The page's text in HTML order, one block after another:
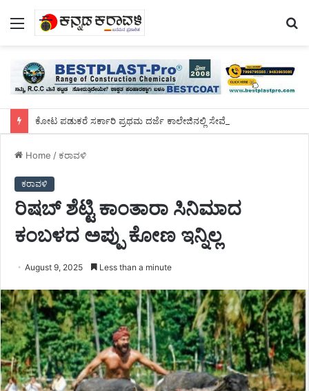
Menu
Home /ಕರಾವಳಿ
ಕರಾವಳಿ
ರಿಷಬ್ ಶೆಟ್ಟಿ ಕಾಂತಾರಾ ಸಿನಿಮಾದ
ಕಂಬಳದ ಅಪ್ಪು ಕೋಣ ಇನ್ನಿಲ್ಲ
August 9, 2025 Less than a minute